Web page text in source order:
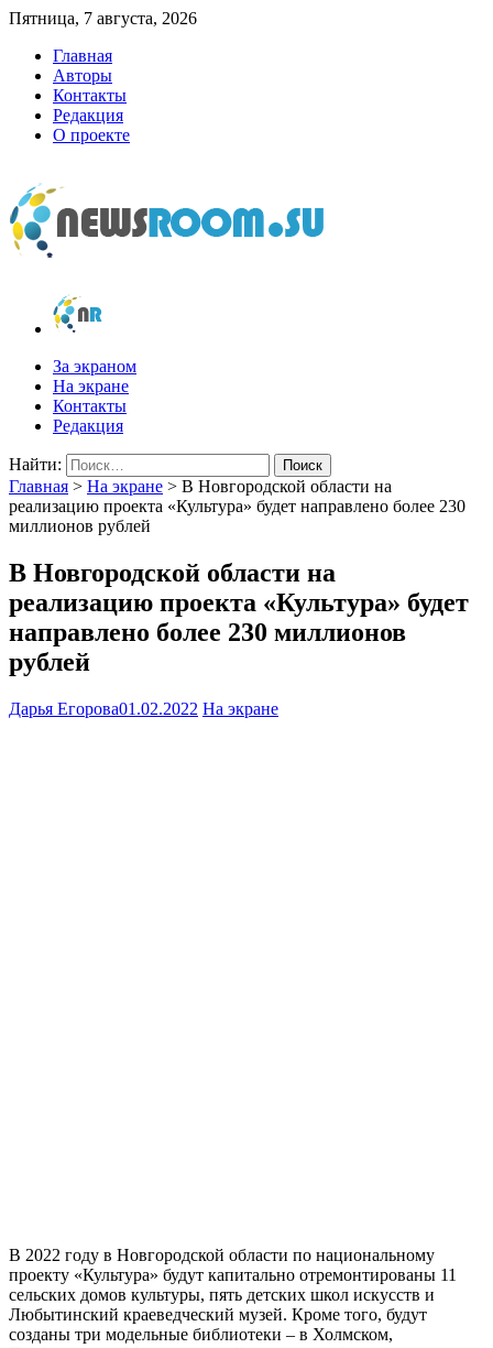
Пятница, 7 августа, 2026
Главная
Авторы
Контакты
Редакция
О проекте
newsroom.su
Новости о новостях
За экраном
На экране
Контакты
Редакция
Найти:
Главная > На экране > В Новгородской области на
реализацию проекта «Культура» будет направлено более 230
миллионов рублей
В Новгородской области на
реализацию проекта «Культура» будет
направлено более 230 миллионов
рублей
Дарья Егорова01.02.2022 На экране
В 2022 году в Новгородской области по национальному
проекту «Культура» будут капитально отремонтированы 11
сельских домов культуры, пять детских школ искусств и
Любытинский краеведческий музей. Кроме того, будут
созданы три модельные библиотеки – в Холмском,